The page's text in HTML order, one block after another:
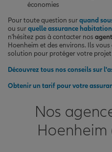
économies
Pour toute question surquand
ou surquelle assurance
n'hésitez pas à contacter nos
Hoenheim et des environs. Ils
solution pour protéger votre
Découvrez tous nos conseils sur
Obtenir un tarif pour votre
Nos
Hoenheim